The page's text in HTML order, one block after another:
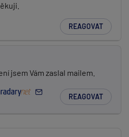
REAGOVAT
jsem Vám zaslal mailem.
REAGOVAT